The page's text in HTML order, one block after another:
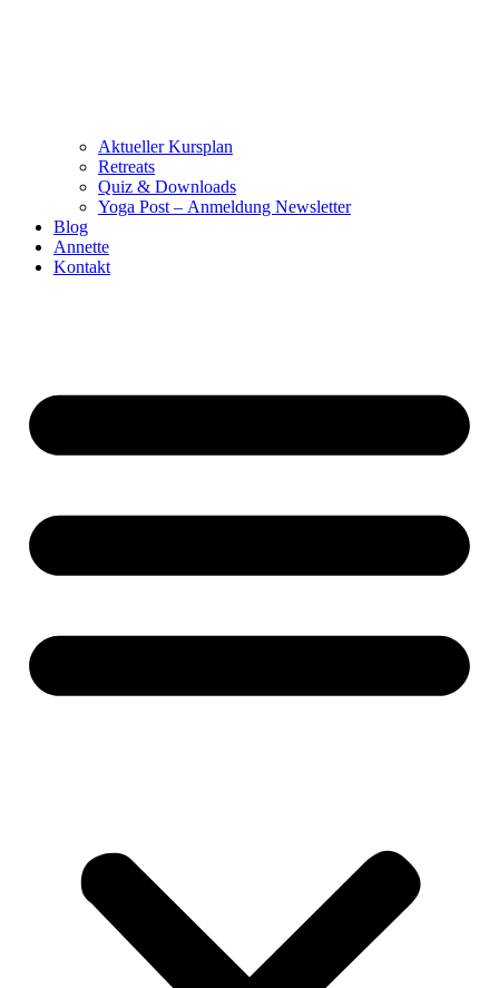
Aktueller Kursplan
Retreats
Quiz & Downloads
Yoga Post – Anmeldung Newsletter
Blog
Annette
Kontakt